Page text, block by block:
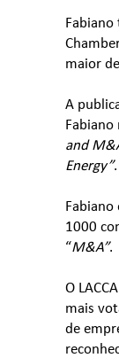
maior
A
Fabiano
and
Energy”.
Fabiano
1000
“M&A”.
O
mais
de